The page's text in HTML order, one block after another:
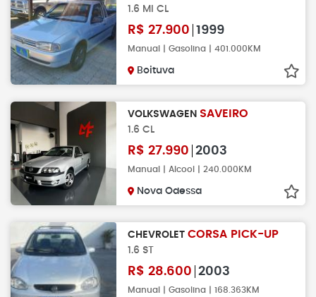
1.6 MI CL
R$ 27.900 1999
Manual | Gasolina | 401.000KM
Boituva
VOLKSWAGEN SAVEIRO
1.6 CL
R$ 27.990 2003
Manual | Alcool | 240.000KM
Nova Odessa
CHEVROLET CORSA PICK-UP
1.6 ST
R$ 28.600 2003
Manual | Gasolina | 168.363KM